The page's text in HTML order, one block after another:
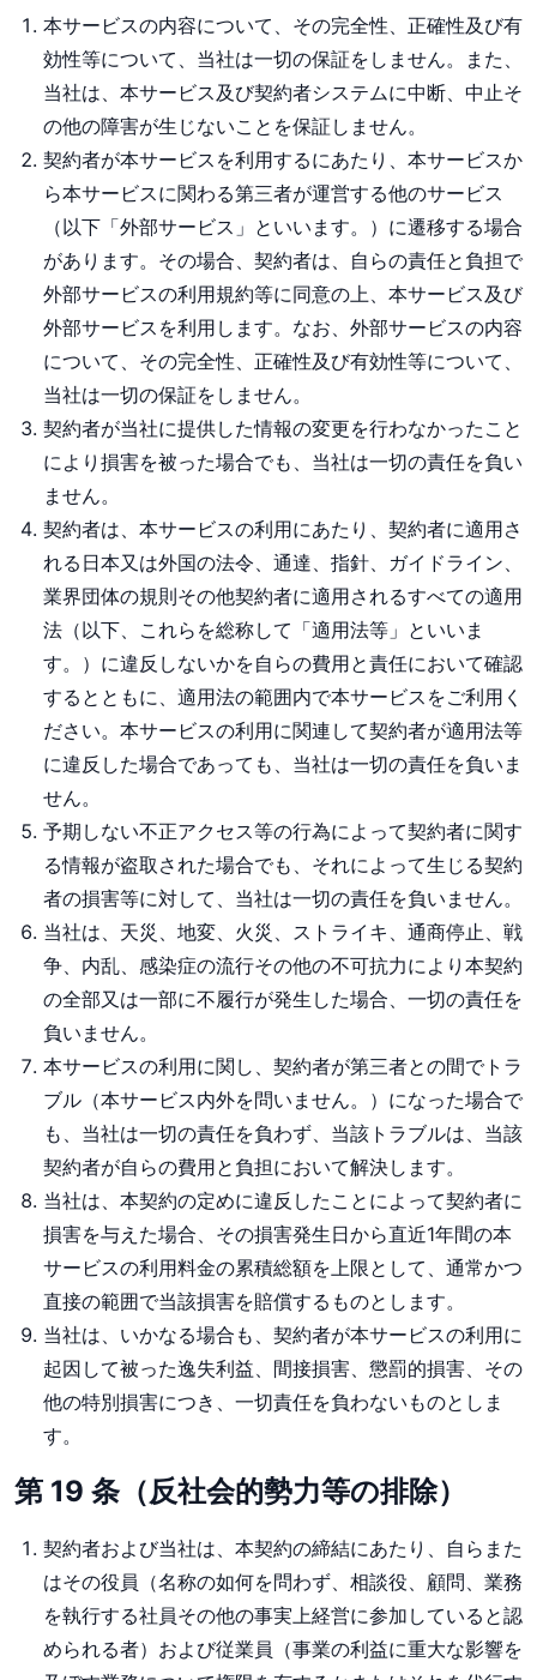
本サービスの内容について、その完全性、正確性及び有
効性等について、当社は一切の保証をしません。また、
当社は、本サービス及び契約者システムに中断、中止そ
の他の障害が生じないことを保証しません。
契約者が本サービスを利用するにあたり、本サービスか
ら本サービスに関わる第三者が運営する他のサービス
（以下「外部サービス」といいます。）に遷移する場合
があります。その場合、契約者は、自らの責任と負担で
外部サービスの利用規約等に同意の上、本サービス及び
外部サービスを利用します。なお、外部サービスの内容
について、その完全性、正確性及び有効性等について、
当社は一切の保証をしません。
契約者が当社に提供した情報の変更を行わなかったこと
により損害を被った場合でも、当社は一切の責任を負い
ません。
契約者は、本サービスの利用にあたり、契約者に適用さ
れる日本又は外国の法令、通達、指針、ガイドライン、
業界団体の規則その他契約者に適用されるすべての適用
法（以下、これらを総称して「適用法等」といいま
す。）に違反しないかを自らの費用と責任において確認
するとともに、適用法の範囲内で本サービスをご利用く
ださい。本サービスの利用に関連して契約者が適用法等
に違反した場合であっても、当社は一切の責任を負いま
せん。
予期しない不正アクセス等の行為によって契約者に関す
る情報が盗取された場合でも、それによって生じる契約
者の損害等に対して、当社は一切の責任を負いません。
当社は、天災、地変、火災、ストライキ、通商停止、戦
争、内乱、感染症の流行その他の不可抗力により本契約
の全部又は一部に不履行が発生した場合、一切の責任を
負いません。
本サービスの利用に関し、契約者が第三者との間でトラ
ブル（本サービス内外を問いません。）になった場合で
も、当社は一切の責任を負わず、当該トラブルは、当該
契約者が自らの費用と負担において解決します。
当社は、本契約の定めに違反したことによって契約者に
損害を与えた場合、その損害発生日から直近1年間の本
サービスの利用料金の累積総額を上限として、通常かつ
直接の範囲で当該損害を賠償するものとします。
当社は、いかなる場合も、契約者が本サービスの利用に
起因して被った逸失利益、間接損害、懲罰的損害、その
他の特別損害につき、一切責任を負わないものとしま
す。
第 19 条（反社会的勢力等の排除）
契約者および当社は、本契約の締結にあたり、自らまた
はその役員（名称の如何を問わず、相談役、顧問、業務
を執行する社員その他の事実上経営に参加していると認
められる者）および従業員（事業の利益に重大な影響を